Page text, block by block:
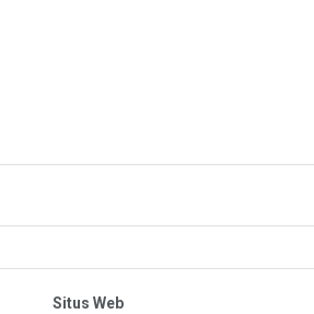
Situs Web